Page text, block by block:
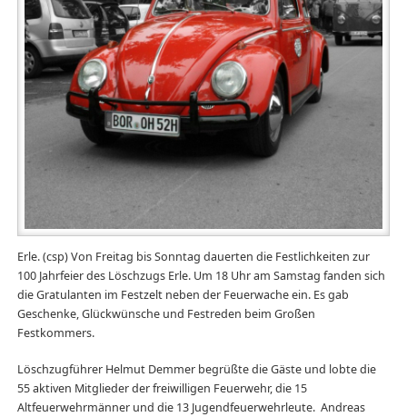
Erle. (csp) Von Freitag bis Sonntag dauerten die Festlichkeiten zur
100 Jahrfeier des Löschzugs Erle. Um 18 Uhr am Samstag fanden sich
die Gratulanten im Festzelt neben der Feuerwache ein. Es gab
Geschenke, Glückwünsche und Festreden beim Großen
Festkommers.
Löschzugführer Helmut Demmer begrüßte die Gäste und lobte die
55 aktiven Mitglieder der freiwilligen Feuerwehr, die 15
Altfeuerwehrmänner und die 13 Jugendfeuerwehrleute. Andreas